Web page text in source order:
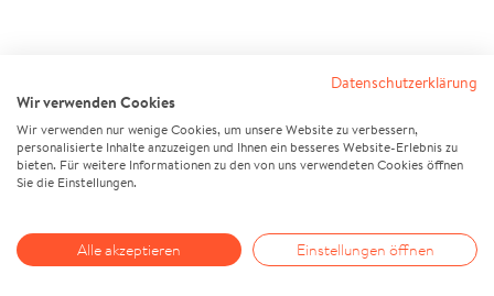
Datenschutzerklärung
Wir verwenden Cookies
Wir verwenden nur wenige Cookies, um unsere Website zu verbessern,
personalisierte Inhalte anzuzeigen und Ihnen ein besseres Website-Erlebnis zu
bieten. Für weitere Informationen zu den von uns verwendeten Cookies öffnen
Sie die Einstellungen.
Alle akzeptieren Einstellungen öffnen